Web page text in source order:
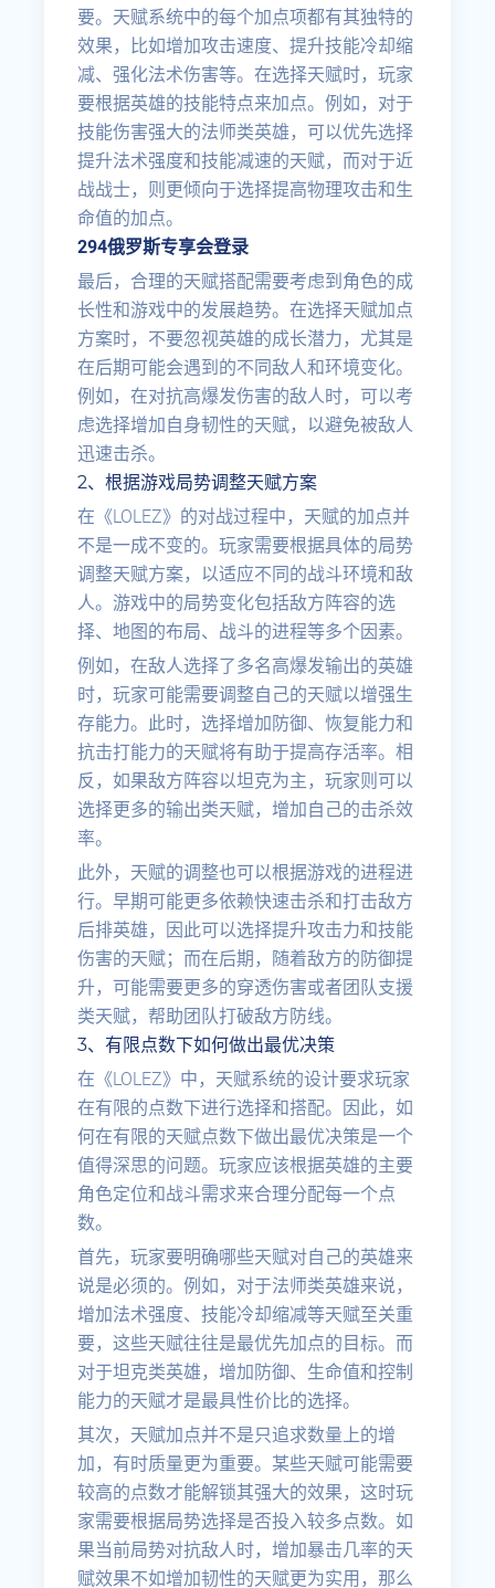
要。天赋系统中的每个加点项都有其独特的
效果，比如增加攻击速度、提升技能冷却缩
减、强化法术伤害等。在选择天赋时，玩家
要根据英雄的技能特点来加点。例如，对于
技能伤害强大的法师类英雄，可以优先选择
提升法术强度和技能减速的天赋，而对于近
战战士，则更倾向于选择提高物理攻击和生
命值的加点。
294俄罗斯专享会登录
最后，合理的天赋搭配需要考虑到角色的成
长性和游戏中的发展趋势。在选择天赋加点
方案时，不要忽视英雄的成长潜力，尤其是
在后期可能会遇到的不同敌人和环境变化。
例如，在对抗高爆发伤害的敌人时，可以考
虑选择增加自身韧性的天赋，以避免被敌人
迅速击杀。
2、根据游戏局势调整天赋方案
在《LOLEZ》的对战过程中，天赋的加点并
不是一成不变的。玩家需要根据具体的局势
调整天赋方案，以适应不同的战斗环境和敌
人。游戏中的局势变化包括敌方阵容的选
择、地图的布局、战斗的进程等多个因素。
例如，在敌人选择了多名高爆发输出的英雄
时，玩家可能需要调整自己的天赋以增强生
存能力。此时，选择增加防御、恢复能力和
抗击打能力的天赋将有助于提高存活率。相
反，如果敌方阵容以坦克为主，玩家则可以
选择更多的输出类天赋，增加自己的击杀效
率。
此外，天赋的调整也可以根据游戏的进程进
行。早期可能更多依赖快速击杀和打击敌方
后排英雄，因此可以选择提升攻击力和技能
伤害的天赋；而在后期，随着敌方的防御提
升，可能需要更多的穿透伤害或者团队支援
类天赋，帮助团队打破敌方防线。
3、有限点数下如何做出最优决策
在《LOLEZ》中，天赋系统的设计要求玩家
在有限的点数下进行选择和搭配。因此，如
何在有限的天赋点数下做出最优决策是一个
值得深思的问题。玩家应该根据英雄的主要
角色定位和战斗需求来合理分配每一个点
数。
首先，玩家要明确哪些天赋对自己的英雄来
说是必须的。例如，对于法师类英雄来说，
增加法术强度、技能冷却缩减等天赋至关重
要，这些天赋往往是最优先加点的目标。而
对于坦克类英雄，增加防御、生命值和控制
能力的天赋才是最具性价比的选择。
其次，天赋加点并不是只追求数量上的增
加，有时质量更为重要。某些天赋可能需要
较高的点数才能解锁其强大的效果，这时玩
家需要根据局势选择是否投入较多点数。如
果当前局势对抗敌人时，增加暴击几率的天
赋效果不如增加韧性的天赋更为实用，那么